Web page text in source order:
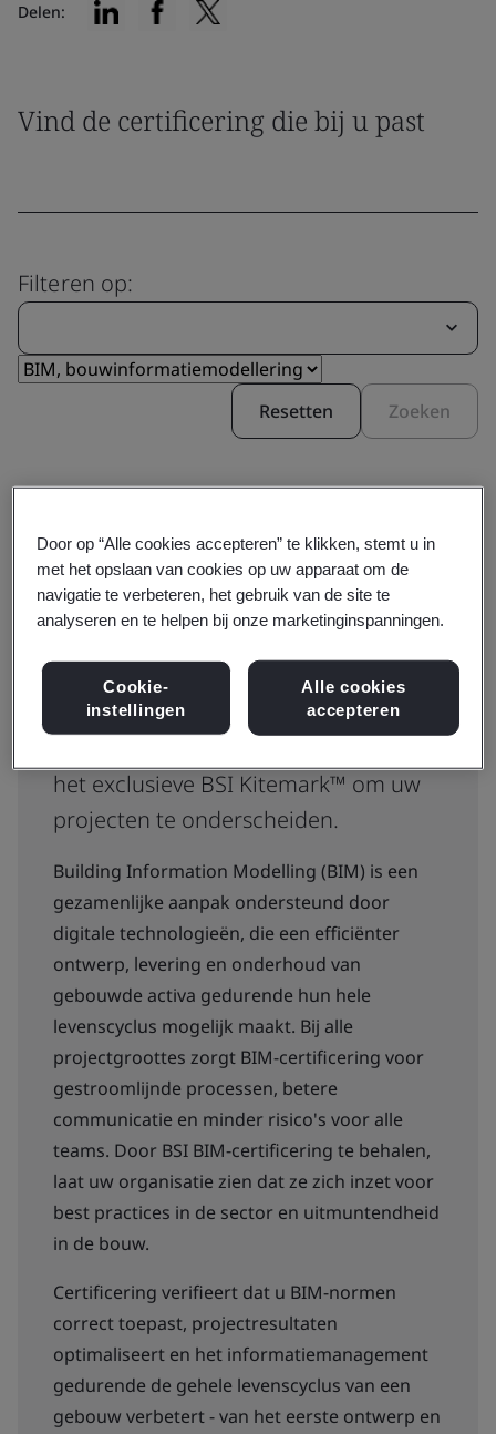
Delen:
Vind de certificering die bij u past
Filteren op:
Resetten Zoeken
Building Information Modelling
(BIM)-certificering
BSI is wereldwijd marktleider op het
het exclusieve BSI Kitemark™ om uw
projecten te onderscheiden.
Building Information Modelling (BIM) is een
gezamenlijke aanpak ondersteund door
digitale technologieën, die een efficiënter
ontwerp, levering en onderhoud van
gebouwde activa gedurende hun hele
levenscyclus mogelijk maakt. Bij alle
projectgroottes zorgt BIM-certificering voor
gestroomlijnde processen, betere
communicatie en minder risico's voor alle
teams. Door BSI BIM-certificering te behalen,
laat uw organisatie zien dat ze zich inzet voor
best practices in de sector en uitmuntendheid
in de bouw.
Certificering verifieert dat u BIM-normen
correct toepast, projectresultaten
optimaliseert en het informatiemanagement
gedurende de gehele levenscyclus van een
gebouw verbetert - van het eerste ontwerp en
Door op “Alle cookies accepteren” te klikken, stemt u in
met het opslaan van cookies op uw apparaat om de
navigatie te verbeteren, het gebruik van de site te
analyseren en te helpen bij onze marketinginspanningen.
Cookie-
instellingen
Alle cookies
accepteren